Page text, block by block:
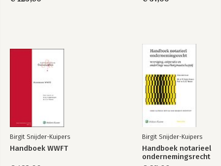
Implementation of
package for
Wet ter voorkoming
van witwassen en
financieren van
terrorisme. Editie
2025
Bekijk alle boeken
2025
Birgit Snijder-Kuipers
Handboek WWFT
Birgit Snijder-Kuipers
Handboek notarieel
ondernemingsrecht